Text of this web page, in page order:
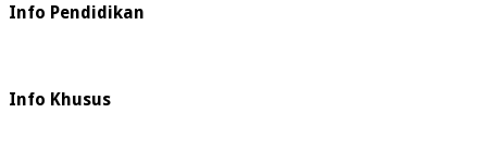
Info Pendidikan
Info Khusus